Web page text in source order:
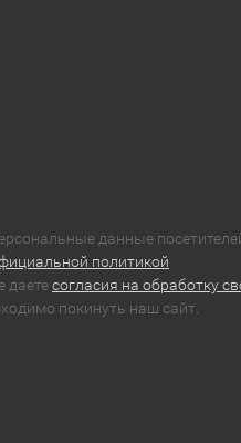
данные
политикой
даетесогласия на обработку
покинуть наш сайт.